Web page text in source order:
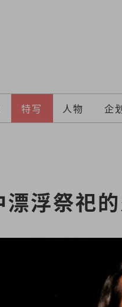
特写 人物 企
漂浮祭祀